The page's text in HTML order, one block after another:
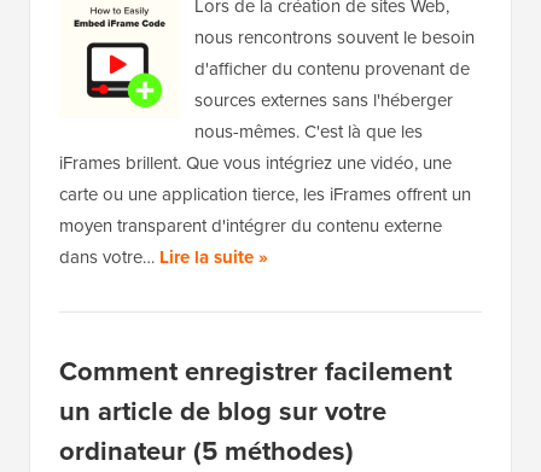
Lors de la création de sites Web,
nous rencontrons souvent le besoin
d'afficher du contenu provenant de
sources externes sans l'héberger
nous-mêmes. C'est là que les
iFrames brillent. Que vous intégriez une vidéo, une
carte ou une application tierce, les iFrames offrent un
moyen transparent d'intégrer du contenu externe
dans votre… Lire la suite »
Comment enregistrer facilement
un article de blog sur votre
ordinateur (5 méthodes)